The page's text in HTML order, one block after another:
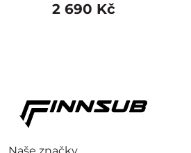
2 690 Kč